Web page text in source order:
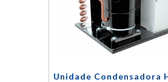
Unidade Condensadora